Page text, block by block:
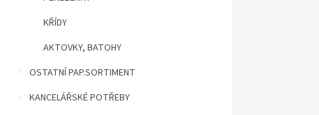
KŘÍDY
AKTOVKY, BATOHY
OSTATNÍ PAP.SORTIMENT
KANCELÁŘSKÉ POTŘEBY